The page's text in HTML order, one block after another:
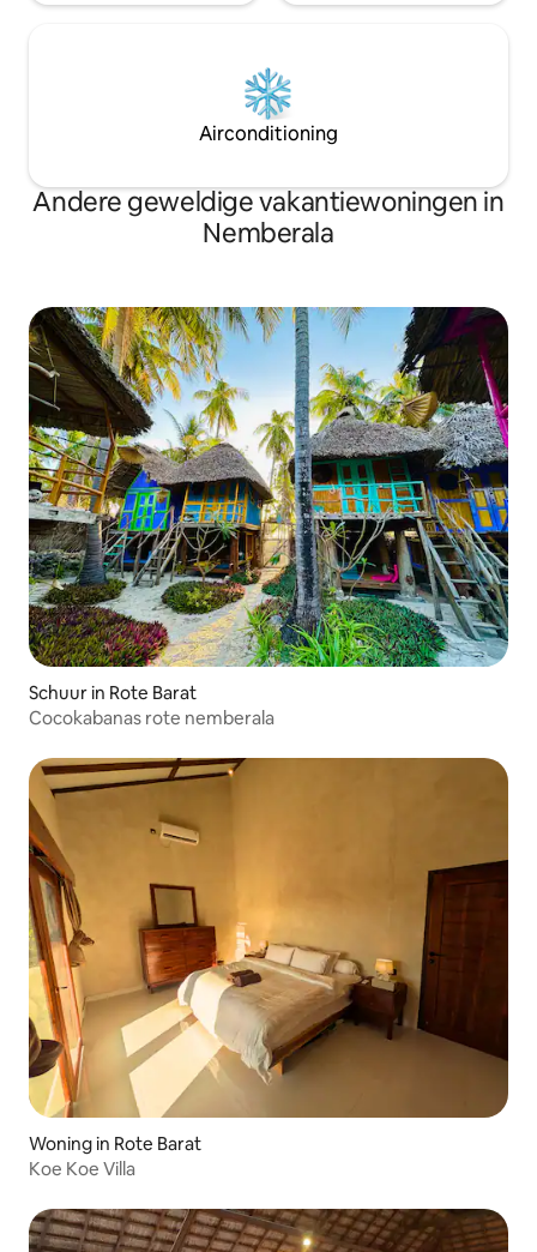
Airconditioning
Andere geweldige vakantiewoningen in
Nemberala
Schuur in Rote Barat
Cocokabanas rote nemberala
Woning in Rote Barat
Koe Koe Villa